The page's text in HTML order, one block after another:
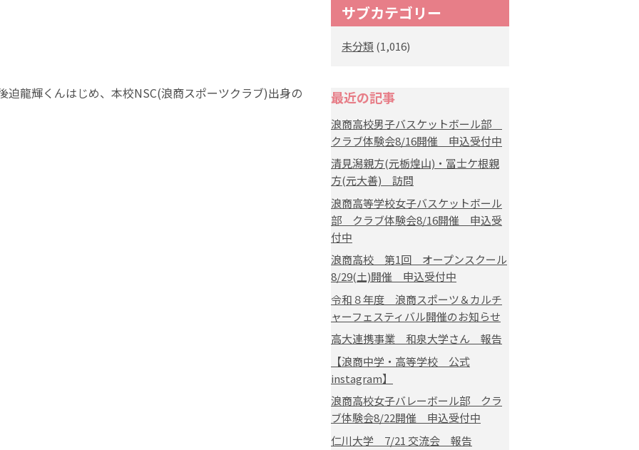
龍輝くんはじめ、本校NSC(浪商スポーツクラブ)出身の
サブカテゴリー
未分類 (1,016)
最近の記事
浪商高校男子バスケットボール部
クラブ体験会8/16開催 申込受付中
清見潟親方(元栃煌山)・冨士ケ根親
方(元大善) 訪問
浪商高等学校女子バスケットボール
部 クラブ体験会8/16開催 申込受
付中
浪商高校 第1回 オープンスクール
8/29(土)開催 申込受付中
令和８年度 浪商スポーツ＆カルチ
ャーフェスティバル開催のお知らせ
高大連携事業 和泉大学さん 報告
【浪商中学・高等学校 公式
instagram】
浪商高校女子バレーボール部 クラ
ブ体験会8/22開催 申込受付中
仁川大学 7/21 交流会 報告